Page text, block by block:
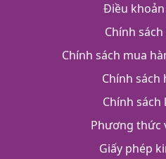
Điều
Chính
Chính sách mua
Chính sách
Chính sách
Phương thức
Giấy phép